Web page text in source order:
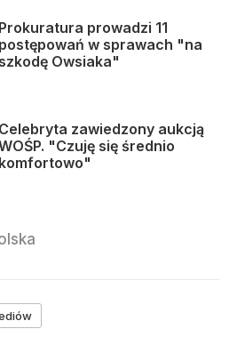
Prokuratura prowadzi 11
postępowań w sprawach "na
szkodę Owsiaka"
Celebryta zawiedzony aukcją
"Czuję się średnio
komfortowo"